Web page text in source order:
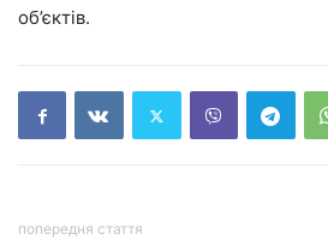
об’єктів.
попередня стаття